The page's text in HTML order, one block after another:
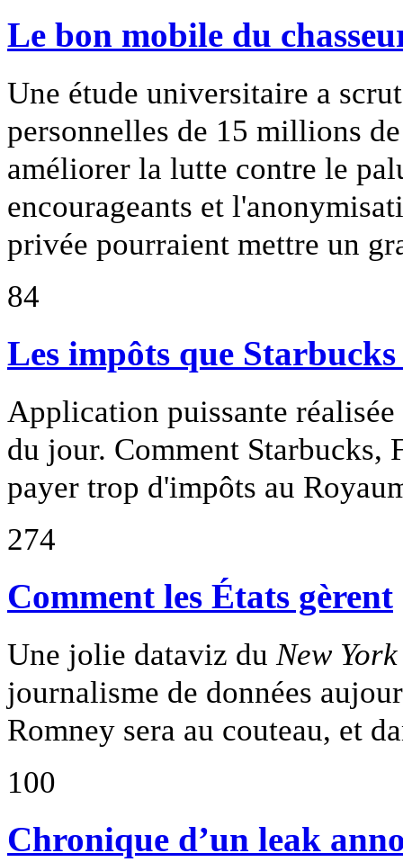
Le bon mobile du
Une étude universitaire a
personnelles de 15 millions
améliorer la lutte contre le
encourageants et
privée pourraient mettre un
84
Les impôts que
Application puissante
du jour. Comment Starbucks,
payer trop d'impôts au
274
Comment les États gèrent
Une jolie dataviz du New
journalisme de données
Romney sera au couteau, et
100
Chronique d’un leak